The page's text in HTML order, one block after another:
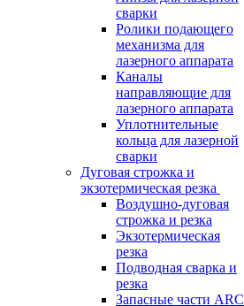
сварки
Ролики подающего
механизма для
лазерного аппарата
Каналы
направляющие для
лазерного аппарата
Уплотнительные
кольца для лазерной
сварки
Дуговая строжка и
экзотермическая резка
Воздушно-дуговая
строжка и резка
Экзотермическая
резка
Подводная сварка и
резка
Запасные части ARC